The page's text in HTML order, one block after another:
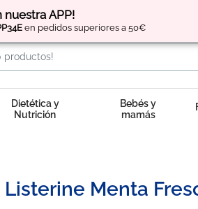
nuestra APP!
en pedidos superiores a 50€
Regístratey obtén
Dietética y
Nutrición
Bebés y
mamás
Listerine Menta